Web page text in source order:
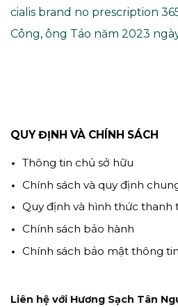
cialis brand no prescription
Công, ông Táo năm 2023
QUY ĐỊNH VÀ CHÍNH SÁCH
Thông tin chủ sở hữu
Chính sách và quy định
Quy định và hình thức thanh
Chính sách bảo hành
Chính sách bảo mật thông tin
Liên hệ với Hương Sạch Tân